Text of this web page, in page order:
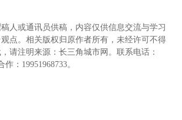
人或通讯员供稿，内容仅供信息交流与学习
点。相关版权归原作者所有，未经许可不得
请注明来源：长三角城市网。联系电话：
作：19951968733。